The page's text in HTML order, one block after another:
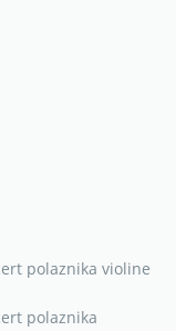
polaznika violine
polaznika